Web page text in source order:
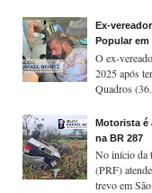
Ex-
Popular
O ex-
2025 após
Quadros
Motorista é
na BR 287
No início da
(PRF)
trevo em